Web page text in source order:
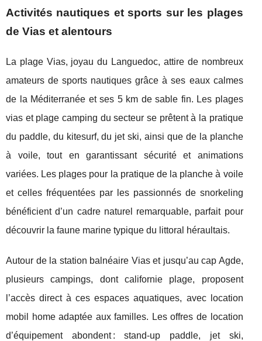
Activités nautiques et sports sur les plages
de Vias et alentours
La plage Vias, joyau du Languedoc, attire de nombreux
amateurs de sports nautiques grâce à ses eaux calmes
de la Méditerranée et ses 5 km de sable fin. Les plages
vias et plage camping du secteur se prêtent à la pratique
du paddle, du kitesurf, du jet ski, ainsi que de la planche
à voile, tout en garantissant sécurité et animations
variées. Les plages pour la pratique de la planche à voile
et celles fréquentées par les passionnés de snorkeling
bénéficient d’un cadre naturel remarquable, parfait pour
découvrir la faune marine typique du littoral héraultais.
Autour de la station balnéaire Vias et jusqu’au cap Agde,
plusieurs campings, dont californie plage, proposent
l’accès direct à ces espaces aquatiques, avec location
mobil home adaptée aux familles. Les offres de location
d’équipement abondent : stand-up paddle, jet ski,